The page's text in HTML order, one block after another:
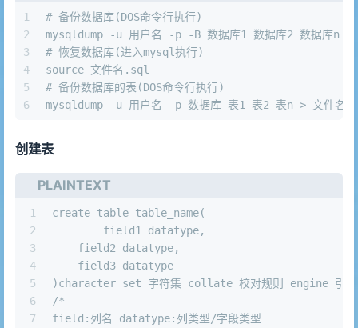
1
2
3
4
5
6
# 备份数据库(DOS命令行执行)
mysqldump -u 用户名 -p -B 数据库1 数据库2 数据库n
# 恢复数据库(进入mysql执行)
source 文件名.sql
# 备份数据库的表(DOS命令行执行)
mysqldump -u 用户名 -p 数据库 表1 表2 表n > 文件名
创建表
PLAINTEXT
1
2
3
4
5
6
7
create table table_name(
	field1 datatype,
    field2 datatype,
    field3 datatype
)character set 字符集 collate 校对规则 engine 引擎
/*
field:列名 datatype:列类型/字段类型